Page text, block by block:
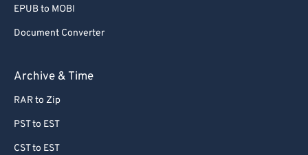
EPUB to MOBI
Document Converter
Archive & Time
RAR to Zip
PST to EST
CST to EST